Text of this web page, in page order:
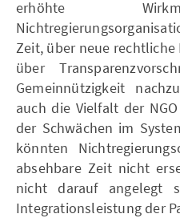
erhöhte
Zeit, über neue rechtliche
über
Gemeinnützigkeit
auch die Vielfalt der
der Schwächen im
könnten
absehbare Zeit nicht
nicht darauf angelegt
Integrationsleistung der